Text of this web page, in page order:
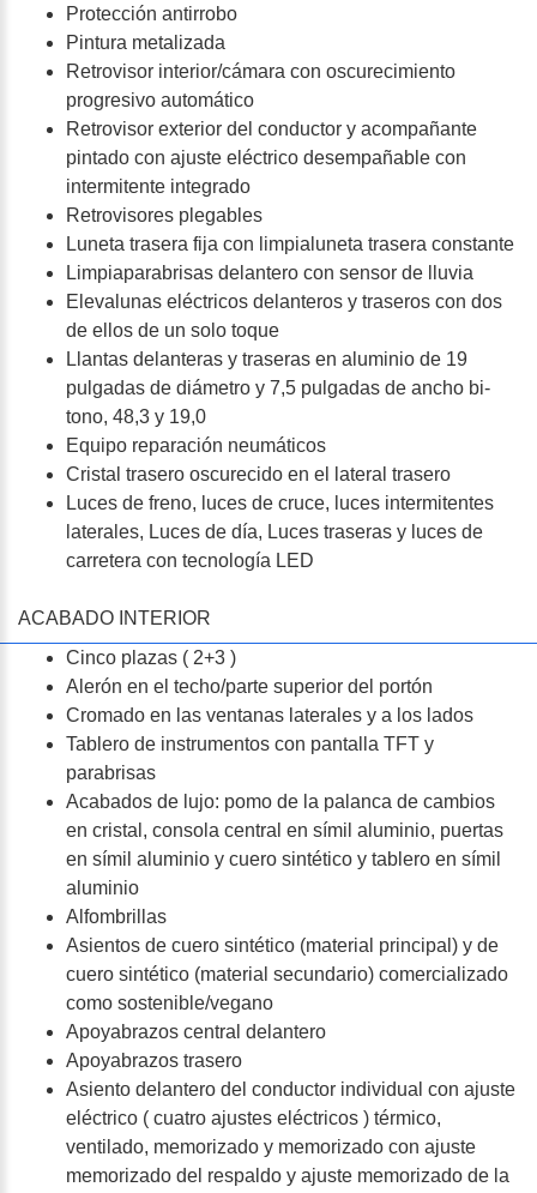
Protección antirrobo
Pintura metalizada
Retrovisor interior/cámara con oscurecimiento
progresivo automático
Retrovisor exterior del conductor y acompañante
pintado con ajuste eléctrico desempañable con
intermitente integrado
Retrovisores plegables
Luneta trasera fija con limpialuneta trasera constante
Limpiaparabrisas delantero con sensor de lluvia
Elevalunas eléctricos delanteros y traseros con dos
de ellos de un solo toque
Llantas delanteras y traseras en aluminio de 19
pulgadas de diámetro y 7,5 pulgadas de ancho bi-
tono, 48,3 y 19,0
Equipo reparación neumáticos
Cristal trasero oscurecido en el lateral trasero
Luces de freno, luces de cruce, luces intermitentes
laterales, Luces de día, Luces traseras y luces de
carretera con tecnología LED
ACABADO INTERIOR
Cinco plazas ( 2+3 )
Alerón en el techo/parte superior del portón
Cromado en las ventanas laterales y a los lados
Tablero de instrumentos con pantalla TFT y
parabrisas
Acabados de lujo: pomo de la palanca de cambios
en cristal, consola central en símil aluminio, puertas
en símil aluminio y cuero sintético y tablero en símil
aluminio
Alfombrillas
Asientos de cuero sintético (material principal) y de
cuero sintético (material secundario) comercializado
como sostenible/vegano
Apoyabrazos central delantero
Apoyabrazos trasero
Asiento delantero del conductor individual con ajuste
eléctrico ( cuatro ajustes eléctricos ) térmico,
ventilado, memorizado y memorizado con ajuste
memorizado del respaldo y ajuste memorizado de la